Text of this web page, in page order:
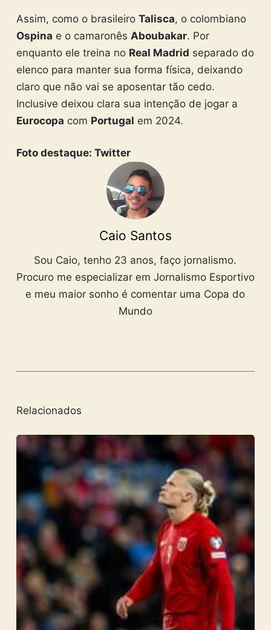
Assim, como o brasileiro Talisca, o colombiano
Ospina e o camaronês Aboubakar. Por
enquanto ele treina no Real Madrid separado do
elenco para manter sua forma física, deixando
claro que não vai se aposentar tão cedo.
Inclusive deixou clara sua intenção de jogar a
Eurocopa com Portugal em 2024.
Foto destaque: Twitter
Caio Santos
Sou Caio, tenho 23 anos, faço jornalismo.
Procuro me especializar em Jornalismo Esportivo
e meu maior sonho é comentar uma Copa do
Mundo
Relacionados